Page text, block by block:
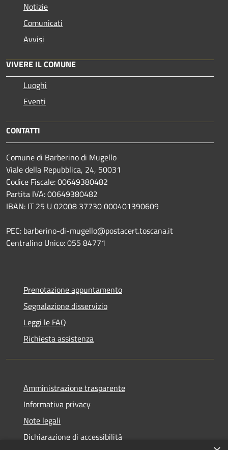
Notizie
Comunicati
Avvisi
VIVERE IL COMUNE
Luoghi
Eventi
CONTATTI
Comune di Barberino di Mugello
Viale della Repubblica, 24, 50031
Codice Fiscale: 00649380482
Partita IVA: 00649380482
IBAN: IT 25 U 02008 37730 000401390609
PEC: barberino-di-mugello@postacert.toscana.it
Centralino Unico: 055 84771
Prenotazione appuntamento
Segnalazione disservizio
Leggi le FAQ
Richiesta assistenza
Amministrazione trasparente
Informativa privacy
Note legali
Dichiarazione di accessibilità